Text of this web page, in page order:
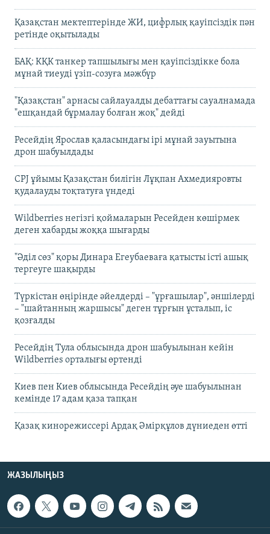
Қазақстан мектептерінде ЖИ, цифрлық қауіпсіздік пән
ретінде оқытылады
БАҚ: КҚК танкер тапшылығы мен қауіпсіздікке бола
мұнай тиеуді үзіп-созуға мәжбүр
"Қазақстан" арнасы сайлауалды дебаттағы сауалнамада
"ешқандай бұрмалау болған жоқ" дейді
Ресейдің Ярослав қаласындағы ірі мұнай зауытына
дрон шабуылдады
CPJ ұйымы Қазақстан билігін Лұқпан Ахмедияровты
қудалауды тоқтатуға үндеді
Wildberries негізгі қоймаларын Ресейден көшірмек
деген хабарды жоққа шығарды
"Әділ сөз" қоры Динара Егеубаеваға қатысты істі ашық
тергеуге шақырды
Түркістан өңірінде әйелдерді – "ұрғашылар", әншілерді
– "шайтанның жаршысы" деген тұрғын ұсталып, іс
қозғалды
Ресейдің Тула облысында дрон шабуылынан кейін
Wildberries орталығы өртенді
Киев пен Киев облысында Ресейдің әуе шабуылынан
кемінде 17 адам қаза тапқан
Қазақ кинорежиссері Ардақ Әмірқұлов дүниеден өтті
ЖАЗЫЛЫҢЫЗ